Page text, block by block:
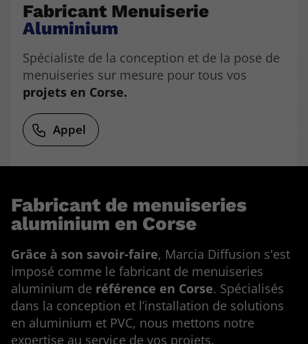
Fabricant Menuiserie
Aluminium
Spécialiste de la conception et de la pose de
menuiseries sur mesure pour tous vos
projets en Corse.
Appel
Fabricant de menuiseries
aluminium en Corse
Grâce à son savoir-faire, Marcia Diffusion s'est
imposé comme le fabricant de menuiseries
aluminium de référence en Corse. Spécialisés
dans la conception et l’installation de solutions
en aluminium et PVC, nous mettons notre
expertise au service de vos projets.